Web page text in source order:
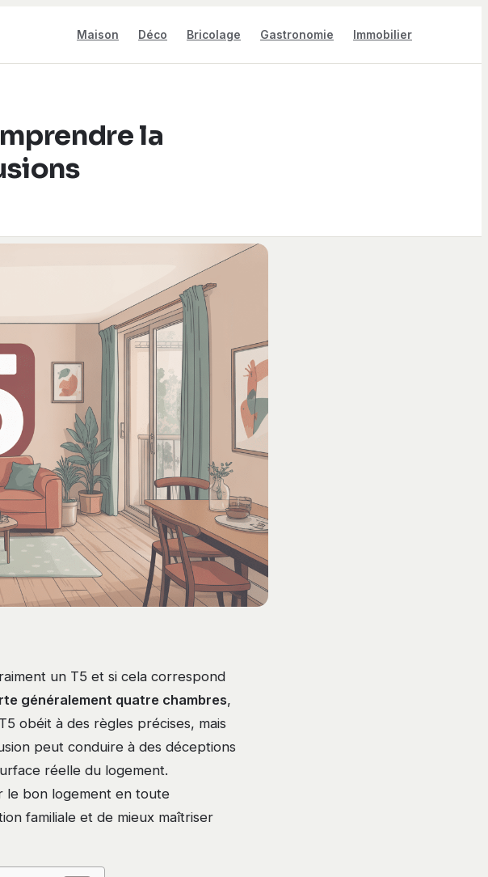
Maison Déco Bricolage Gastronomie Immobilier
la
un T5 et si cela correspond
généralement quatre chambres,
obéit à des règles précises, mais
peut conduire à des déceptions
réelle du logement.
le bon logement en toute
familiale et de mieux maîtriser